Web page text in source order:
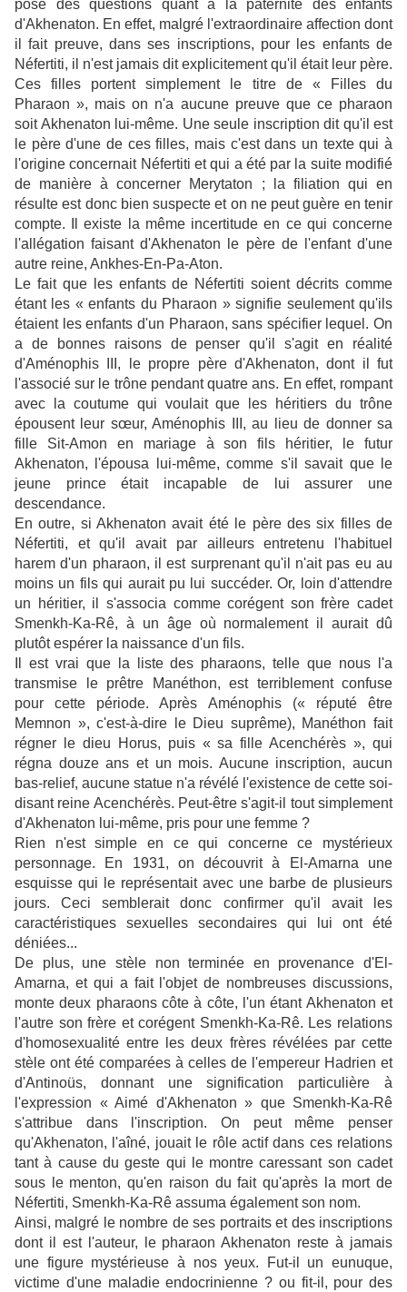
posé des questions quant à la paternité des enfants
d'Akhenaton. En effet, malgré l'extraordinaire affection dont
il fait preuve, dans ses inscriptions, pour les enfants de
Néfertiti, il n'est jamais dit explicitement qu'il était leur père.
Ces filles portent simplement le titre de « Filles du
Pharaon », mais on n'a aucune preuve que ce pharaon
soit Akhenaton lui-même. Une seule inscription dit qu'il est
le père d'une de ces filles, mais c'est dans un texte qui à
l'origine concernait Néfertiti et qui a été par la suite modifié
de manière à concerner Merytaton ; la filiation qui en
résulte est donc bien suspecte et on ne peut guère en tenir
compte. Il existe la même incertitude en ce qui concerne
l'allégation faisant d'Akhenaton le père de l'enfant d'une
autre reine, Ankhes-En-Pa-Aton.
Le fait que les enfants de Néfertiti soient décrits comme
étant les « enfants du Pharaon » signifie seulement qu'ils
étaient les enfants d'un Pharaon, sans spécifier lequel. On
a de bonnes raisons de penser qu'il s'agit en réalité
d'Aménophis III, le propre père d'Akhenaton, dont il fut
l'associé sur le trône pendant quatre ans. En effet, rompant
avec la coutume qui voulait que les héritiers du trône
épousent leur sœur, Aménophis III, au lieu de donner sa
fille Sit-Amon en mariage à son fils héritier, le futur
Akhenaton, l'épousa lui-même, comme s'il savait que le
jeune prince était incapable de lui assurer une
descendance.
En outre, si Akhenaton avait été le père des six filles de
Néfertiti, et qu'il avait par ailleurs entretenu l'habituel
harem d'un pharaon, il est surprenant qu'il n'ait pas eu au
moins un fils qui aurait pu lui succéder. Or, loin d'attendre
un héritier, il s'associa comme corégent son frère cadet
Smenkh-Ka-Rê, à un âge où normalement il aurait dû
plutôt espérer la naissance d'un fils.
Il est vrai que la liste des pharaons, telle que nous l'a
transmise le prêtre Manéthon, est terriblement confuse
pour cette période. Après Aménophis (« réputé être
Memnon », c'est-à-dire le Dieu suprême), Manéthon fait
régner le dieu Horus, puis « sa fille Acenchérès », qui
régna douze ans et un mois. Aucune inscription, aucun
bas-relief, aucune statue n'a révélé l'existence de cette soi-
disant reine Acenchérès. Peut-être s'agit-il tout simplement
d'Akhenaton lui-même, pris pour une femme ?
Rien n'est simple en ce qui concerne ce mystérieux
personnage. En 1931, on découvrit à El-Amarna une
esquisse qui le représentait avec une barbe de plusieurs
jours. Ceci semblerait donc confirmer qu'il avait les
caractéristiques sexuelles secondaires qui lui ont été
déniées...
De plus, une stèle non terminée en provenance d'El-
Amarna, et qui a fait l'objet de nombreuses discussions,
monte deux pharaons côte à côte, l'un étant Akhenaton et
l'autre son frère et corégent Smenkh-Ka-Rê. Les relations
d'homosexualité entre les deux frères révélées par cette
stèle ont été comparées à celles de l'empereur Hadrien et
d'Antinoüs, donnant une signification particulière à
l'expression « Aimé d'Akhenaton » que Smenkh-Ka-Rê
s'attribue dans l'inscription. On peut même penser
qu'Akhenaton, l'aîné, jouait le rôle actif dans ces relations
tant à cause du geste qui le montre caressant son cadet
sous le menton, qu'en raison du fait qu'après la mort de
Néfertiti, Smenkh-Ka-Rê assuma également son nom.
Ainsi, malgré le nombre de ses portraits et des inscriptions
dont il est l'auteur, le pharaon Akhenaton reste à jamais
une figure mystérieuse à nos yeux. Fut-il un eunuque,
victime d'une maladie endocrinienne ? ou fit-il, pour des